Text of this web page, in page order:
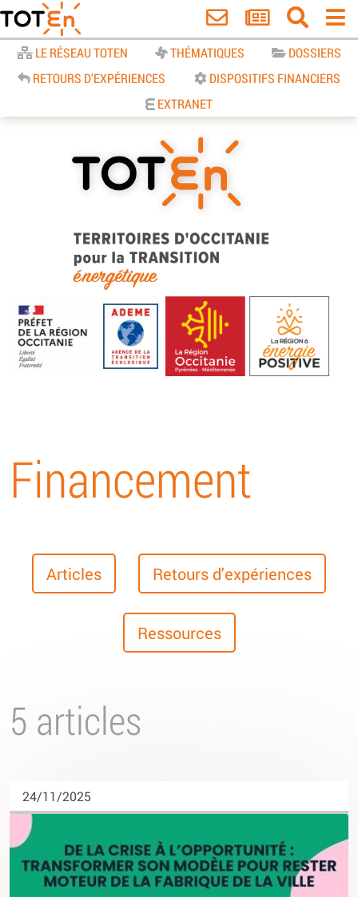
LE RÉSEAU TOTEN THÉMATIQUES
DOSSIERS
RETOURS D'EXPÉRIENCES
DISPOSITIFS FINANCIERS
EXTRANET
TOTEn Occitanie | Territoires
d’Occitanie pour la Transition
Energétique
Financement
Articles Retours d'expériences
Ressources
5 articles
24/11/2025